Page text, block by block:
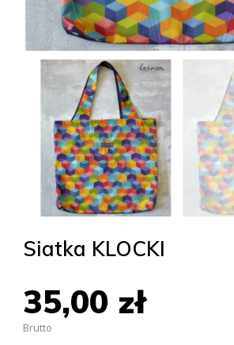
Siatka KLOCKI
35,00 zł
Brutto